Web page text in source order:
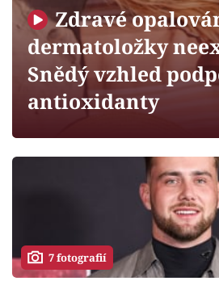
Sledujte prima+
Filmový festival Karlovy
Mámy sobě
Sledujte nás
Zdravé
dermatoložky
Snědý vzhled
antioxidanty
7 fotografií